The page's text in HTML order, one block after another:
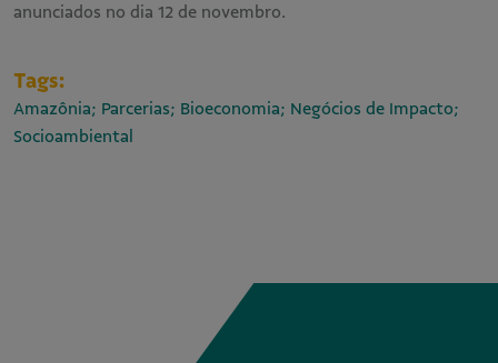
anunciados no dia 12 de novembro.
Tags:
Amazônia; Parcerias; Bioeconomia; Negócios de Impacto;
Socioambiental